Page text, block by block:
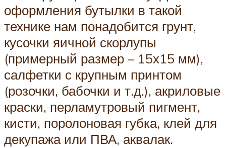
оформления бутылки в такой
технике нам понадобится грунт,
кусочки яичной скорлупы
(примерный размер – 15х15 мм),
салфетки с крупным принтом
(розочки, бабочки и т.д.), акриловые
краски, перламутровый пигмент,
кисти, поролоновая губка, клей для
декупажа или ПВА, аквалак.